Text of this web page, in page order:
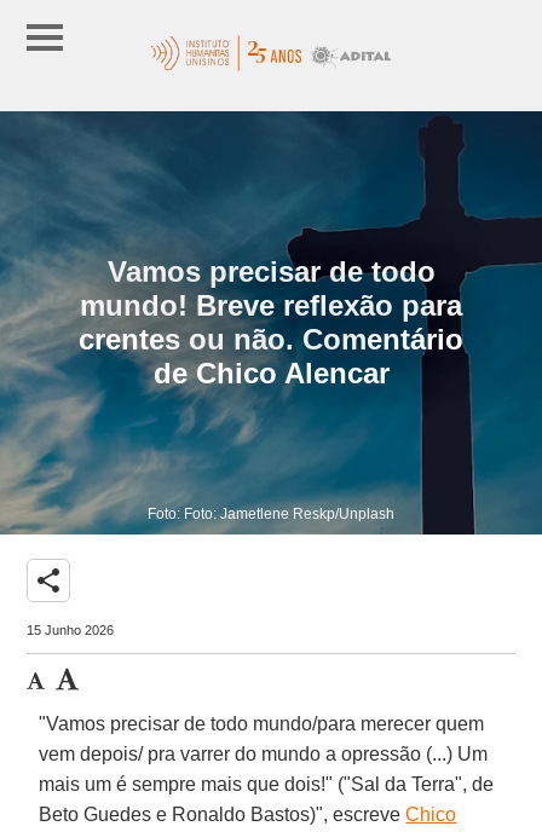
Vamos precisar de todo
mundo! Breve reflexão para
crentes ou não. Comentário
de Chico Alencar
Foto: Foto: Jametlene Reskp/Unplash
share
15 Junho 2026
"Vamos precisar de todo mundo/para merecer quem
vem depois/ pra varrer do mundo a opressão (...) Um
mais um é sempre mais que dois!" ("Sal da Terra", de
Beto Guedes e Ronaldo Bastos)", escreveChico